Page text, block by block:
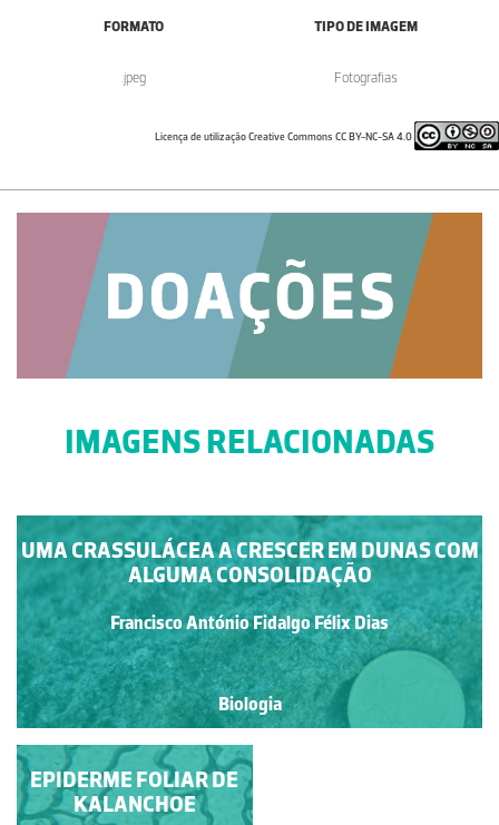
FORMATO
.jpeg
TIPO DE IMAGEM
Fotografias
Licença de utilização Creative Commons CC BY-NC-SA 4.0
IMAGENS RELACIONADAS
UMA CRASSULÁCEA A CRESCER EM DUNAS COM
ALGUMA CONSOLIDAÇÃO
Francisco António Fidalgo Félix Dias
Biologia
SEDUM ALBUM L.
EPIDERME FOLIAR DE
KALANCHOE